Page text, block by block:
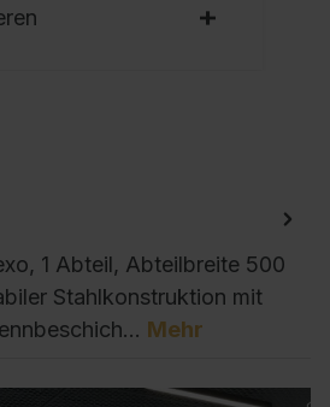
1 Abteil, Abteilbreite 500
Stahlkonstruktion mit
Mehr